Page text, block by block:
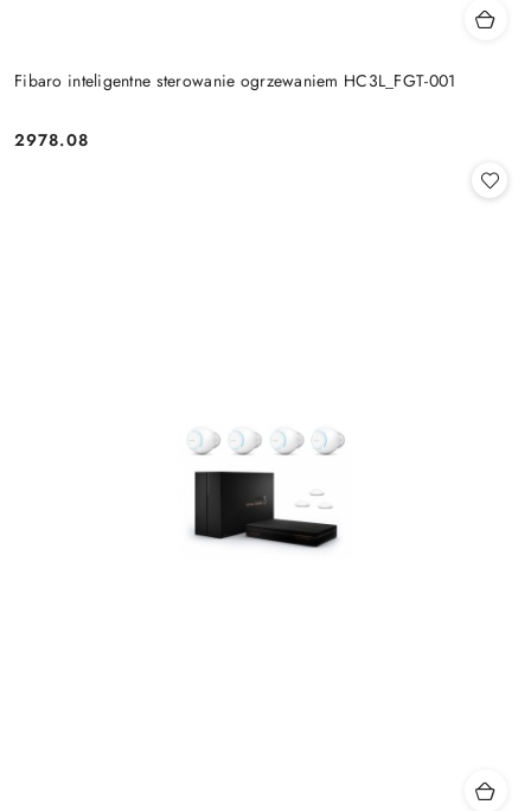
Fibaro inteligentne sterowanie ogrzewaniem HC3L_FGT-001
Cena:
2978.08